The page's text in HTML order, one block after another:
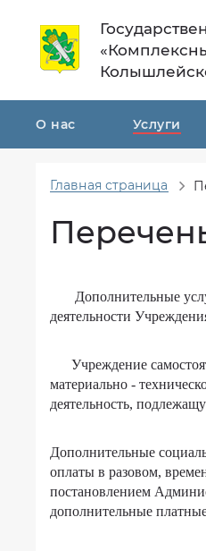
О нас
Общая
Структура
техническое
обеспечение
хозяйственная
деятельность
Сведения
проверках
Противодействие
коррупции
Услуги
услуг
мест
в
Кто
может
Главная страница
Дополнительные
деятельности
Учреждение
материально -
деятельность,
Дополнительные
оплаты в разовом,
постановлением
дополнительные